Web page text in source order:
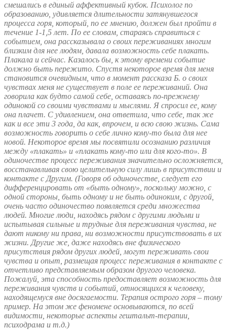
смешались в единый аффективный кубок. Психолог по
образованию, удивляется длительности затянувшегося
процесса горя, который, по ее мнению, должен был пройти в
течение 1-1,5 лет. По ее словам, стараясь справиться с
событием, она рассказывала о своих переживаниях многим
близким для нее людям, давала возможность себе плакать.
Плакала и сейчас. Казалось бы, к этому времени событие
должно быть пережито. Спустя некоторое время для меня
становится очевидным, что в момент рассказа Б. о своих
чувствах меня не существует в поле ее переживаний. Она
говорила как будто самой себе, оставаясь по-прежнему
одинокой со своими чувствами и мыслями. Я спросил ее, кому
она плачет. С удивлением, она ответила, что себе, так же
как и все эти 3 года, да как, впрочем, и всю свою жизнь. Сама
возможность говорить о себе лично кому-то была для нее
новой. Некоторое время мы посвятили осознанию различия
между «плакать» и «плакать кому-то или для кого-то». В
одиночестве процесс переживания значительно осложняется,
восстанавливая свою целительную силу лишь в присутствии и
контакте с Другим. (Говоря об одиночестве, следует его
дифференцировать от «быть одному», поскольку можно, с
одной стороны, быть одному и не быть одиноким, с другой,
очень часто одиночество появляется среди множества
людей. Многие люди, находясь рядом с другими людьми и
испытывая сильные и трудные для переживания чувства, не
дают никому ни права, ни возможности присутствовать в их
жизни. Другие же, даже находясь вне физического
присутствия рядом других людей, могут переживать свои
чувства и опыт, размещая процесс переживания в контакте с
отчетливо представляемым образом другого человека.
Пожалуй, эта способность предоставляет возможность для
переживания чувств и событий, относящихся к человеку,
находящемуся вне досягаемости. Терапия острого горя – тому
пример. На этом же феномене основываются, по всей
видимости, некоторые аспекты гештальт-терапии,
психодрама и т.д.)